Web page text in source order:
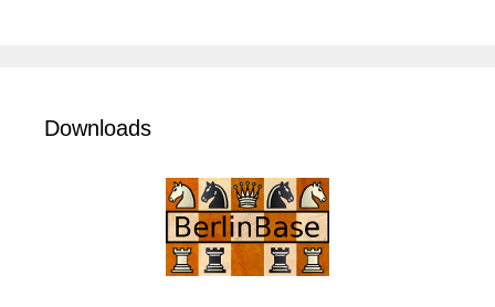
Downloads